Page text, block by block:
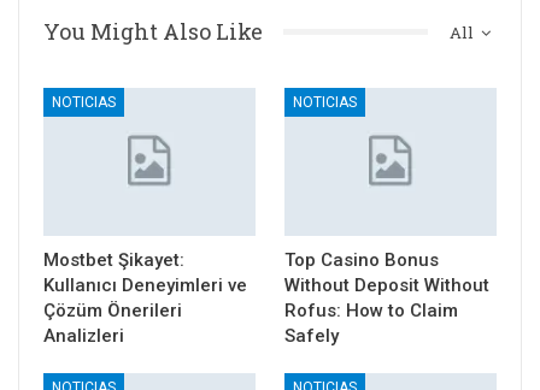
All
You Might Also Like
NOTICIAS
Mostbet Şikayet:
Kullanıcı Deneyimleri ve
Çözüm Önerileri
Analizleri
NOTICIAS
Top Casino Bonus
Without Deposit Without
Rofus: How to Claim
Safely